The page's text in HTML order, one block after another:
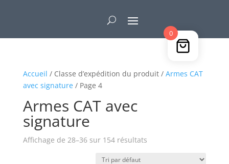
Accueil / Classe d’expédition du produit / Armes CAT
avec signature/ Page 4
Armes CAT avec
signature
Affichage de 28–36 sur 154 résultats
0